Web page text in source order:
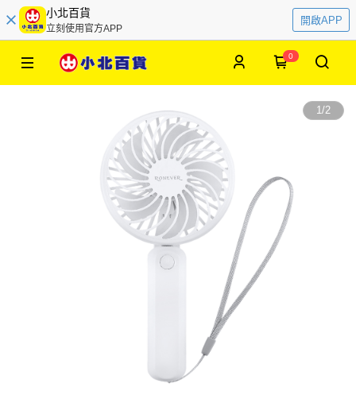
小北百貨
立刻使用官方APP
開啟APP
0
1/2